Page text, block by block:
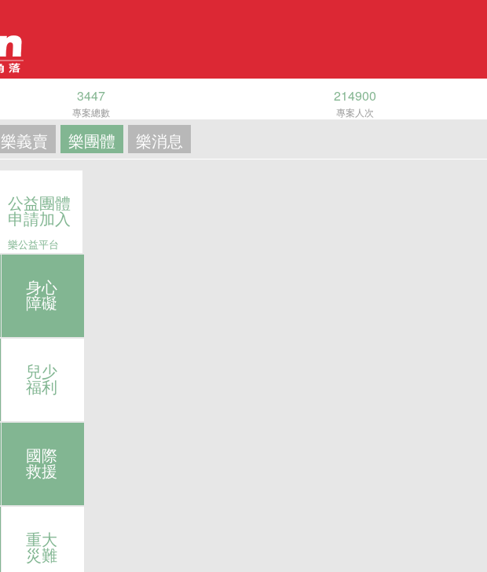
3447
專案總數
214900
專案人次
樂義賣 樂團體 樂消息
公益團體
申請加入
樂公益平台
身心
障礙
兒少
福利
國際
救援
重大
災難